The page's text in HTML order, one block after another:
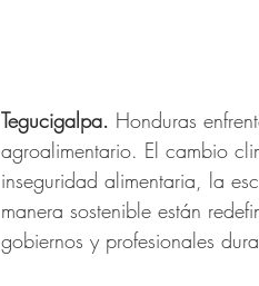
Tegucigalpa. Honduras
agroalimentario. El cambio
inseguridad alimentaria, la
manera sostenible están
gobiernos y profesionales